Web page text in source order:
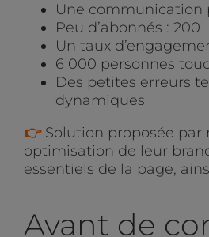
Une communication
Peu d’abonnés : 200
Un taux
6 000 personnes
Des petites erreurs
dynamiques
👉 Solution proposée par
optimisation de leur
essentiels de la page,
Avant de